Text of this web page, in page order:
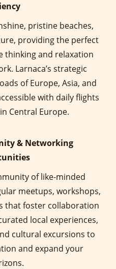
pristine beaches,
providing the perfect
thinking and relaxation
Larnaca’s strategic
of Europe, Asia, and
with daily flights
Central Europe.
& Networking
of like-minded
meetups, workshops,
that foster collaboration
local experiences,
cultural excursions to
and expand your